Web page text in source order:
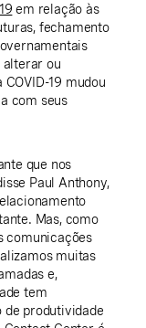
em relação às
fechamento
alterar ou
19 mudou
com seus
que nos
Paul Anthony,
Mas, como
comunicações
muitas
e,
tem
de produtividade